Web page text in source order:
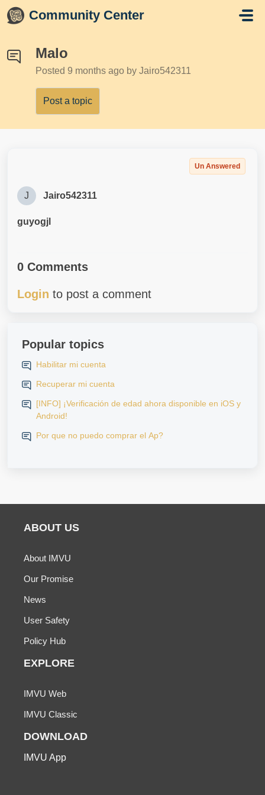
Skip to main content
Community Center
Malo
Posted 9 months ago by Jairo542311
Post a topic
Un Answered
J Jairo542311
guyogjl
0 Comments
Login to post a comment
Popular topics
Habilitar mi cuenta
Recuperar mi cuenta
[INFO] ¡Verificación de edad ahora disponible en iOS y
Android!
Por que no puedo comprar el Ap?
ABOUT US
About IMVU
Our Promise
News
User Safety
Policy Hub
EXPLORE
IMVU Web
IMVU Classic
DOWNLOAD
IMVU App